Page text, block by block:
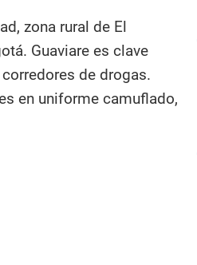
zona rural de El
Guaviare es clave
de drogas.
en uniforme camuflado,